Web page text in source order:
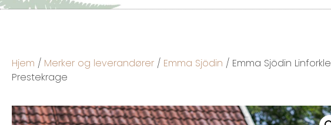
Hjem / Merker og leverandører / Emma Sjödin / Emma Sjödin Linforkle
Prestekrage